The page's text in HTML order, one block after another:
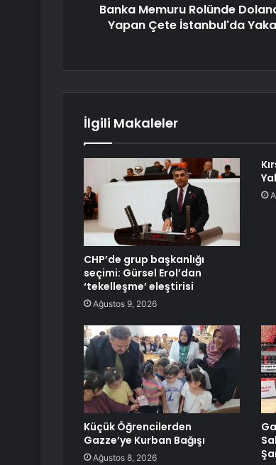
Banka Memuru Rolünde
Yapan Çete İstanbul'da
İlgili Makaleler
CHP’de grup başkanlığı
seçimi: Gürsel Erol’dan
‘tekelleşme’ eleştirisi
Ağustos 9, 2026
Küçük Öğrencilerden
Gazze’ye Kurban Bağışı
Ağustos 8, 2026